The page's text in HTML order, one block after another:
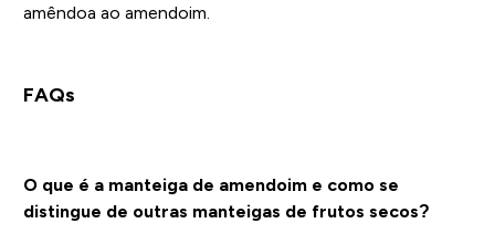
amêndoa ao amendoim.
FAQs
O que é a manteiga de amendoim e como se
distingue de outras manteigas de frutos secos?